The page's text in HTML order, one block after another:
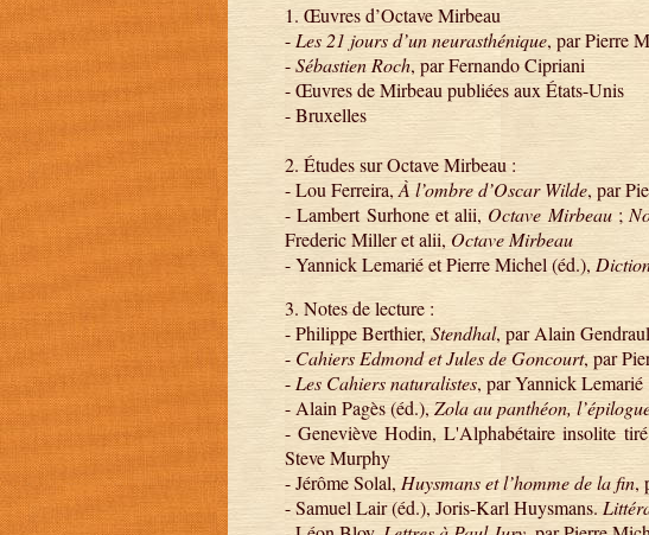
1. Œuvres d’Octave Mirbeau
- Les 21 jours d’un neurasthénique, par Pierre
-Sébastien Roch, par Fernando Cipriani
- Œuvres de Mirbeau publiées aux États-Unis
- Bruxelles
2. Études sur Octave Mirbeau :
- Lou Ferreira, À l’ombre d’Oscar Wilde, par
- Lambert Surhone et alii, Octave Mirbeau;
Frederic Miller et alii, Octave Mirbeau
- Yannick Lemarié et Pierre Michel (éd.),
3. Notes de lecture :
- Philippe Berthier, Stendhal, par Alain
- Cahiers Edmond et Jules de Goncourt, par
- Les Cahiers naturalistes, par Yannick Lemarié
- Alain Pagès (éd.),Zola au panthéon,
- Geneviève Hodin, L'Alphabétaire insolite
Steve Murphy
- Jérôme Solal, Huysmans et l’homme de la fin,
- Samuel Lair (éd.), Joris-Karl Huysmans.